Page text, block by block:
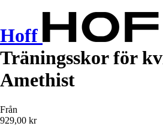
Hoff
Träningsskor för
Amethist
Från
929,00 kr